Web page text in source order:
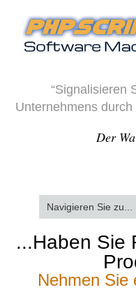
“Signalisieren
Unternehmens
Der
...Haben Sie
Nehmen Sie